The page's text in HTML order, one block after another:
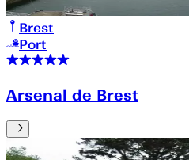
Brest
Port
Arsenal de Brest